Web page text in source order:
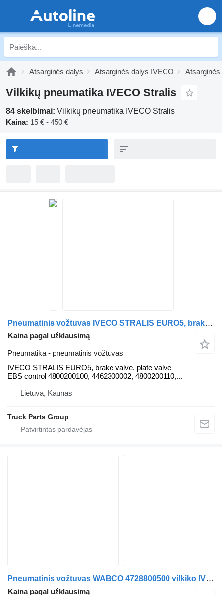
Atsarginės dalys Atsarginės dalys IVECO
Vilkikų pneumatika IVECO Stralis
84 skelbimai: Vilkikų pneumatika IVECO Stralis
Kaina: 15 € - 450 €
Pneumatinis vožtuvas IVECO STRALIS EURO5, brake valve. brake plate valve EBS control 480020 IVECO vilkiko IVECO Stralis
Kaina pagal užklausimą
Pneumatika - pneumatinis vožtuvas
IVECO STRALIS EURO5, brake valve. plate valve
EBS control 4800200100, 4462300002, 4800200110,...
Lietuva, Kaunas
Truck Parts Group
Pneumatinis vožtuvas WABCO 4728800500 vilkiko IVECO STRALIS 6
Kaina pagal užklausimą